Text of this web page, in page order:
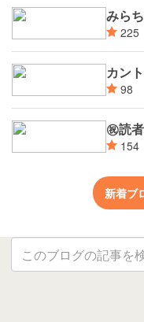
みら
225
カン
98
㊗読
154
新着ブ